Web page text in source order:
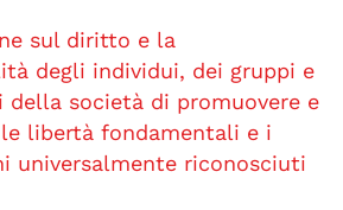
sul diritto e la
degli individui, dei gruppi e
della società di promuovere e
libertà fondamentali e i
universalmente riconosciuti